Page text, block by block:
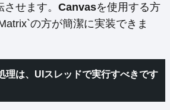
せます。 Canvasを使用する方
の方が簡潔に実装できま
理は、UIスレッドで実行すべきです